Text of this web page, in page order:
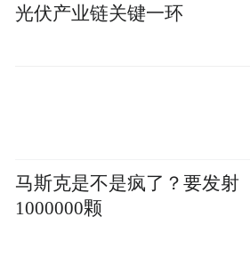
活动还同步启动了“央视财
数”。据了解，该指数携手
领力的格局，央视财经频
与发布为核心，推出系列
动地展现中国消费市场发
光伏产业链关键一环
马斯克是不是疯了？要发射
1000000颗